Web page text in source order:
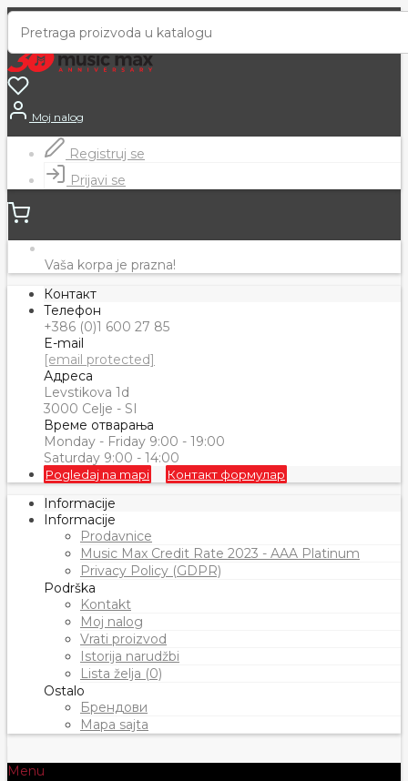
Moj nalog
Registruj se
Prijavi se
Vaša korpa je prazna!
Контакт
Телефон
+386 (0)1 600 27 85
E-mail
[email protected]
Адреса
Levstikova 1d
3000 Celje - SI
Време отварања
Monday - Friday 9:00 - 19:00
Saturday 9:00 - 14:00
Pogledaj na mapi Контакт формулар
Informacije
Informacije
Prodavnice
Music Max Credit Rate 2023 - AAA Platinum
Privacy Policy (GDPR)
Podrška
Kontakt
Moj nalog
Vrati proizvod
Istorija narudžbi
Lista želja (0)
Ostalo
Брендови
Mapa sajta
Menu